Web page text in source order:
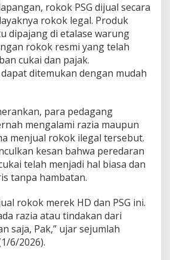
M
a
r
a
k
,
B
d
a
n
C
u
k
i
e
r
k
e
s
rokok PSG dijual secara
rokok legal. Produk
dipajang di etalase warung
rokok resmi yang telah
cukai dan pajak.
ditemukan dengan mudah
para pedagang
mengalami razia maupun
menjual rokok ilegal tersebut.
kesan bahwa peredaran
telah menjadi hal biasa dan
tanpa hambatan.
rokok merek HD dan PSG ini.
razia atau tindakan dari
saja, Pak,” ujar sejumlah
6/2026).